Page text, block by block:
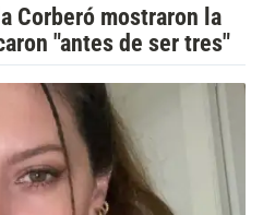
Corberó mostraron la
"antes de ser tres"